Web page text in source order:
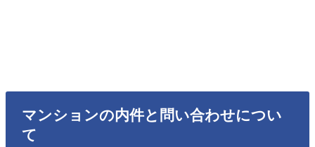
マンションの内件と問い合わせについ
て